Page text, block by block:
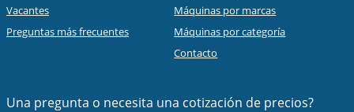
Vacantes
Preguntas más frecuentes
Máquinas por marcas
Máquinas por categoría
Contacto
Una pregunta o necesita una cotización de precios?